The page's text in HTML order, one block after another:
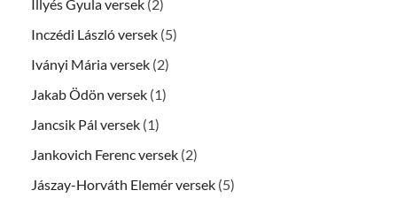
Illyés Gyula versek (2)
Inczédi László versek (5)
Iványi Mária versek (2)
Jakab Ödön versek (1)
Jancsik Pál versek (1)
Jankovich Ferenc versek (2)
Jászay-Horváth Elemér versek (5)